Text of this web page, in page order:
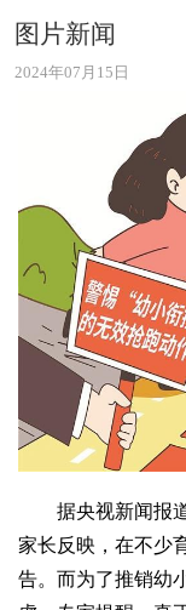
图片新闻
2024年07月15日
据央视新闻报
家长反映，在不少
告。而为了推销幼